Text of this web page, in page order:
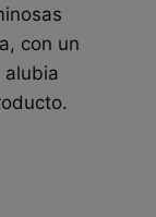
con un
alubia